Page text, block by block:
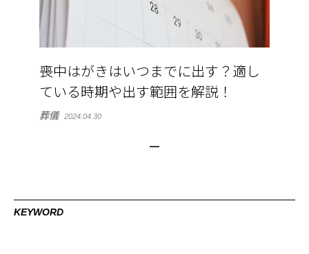
喪中はがきはいつまでに出す？適し
ている時期や出す範囲を解説！
葬儀 2024.04.30
KEYWORD